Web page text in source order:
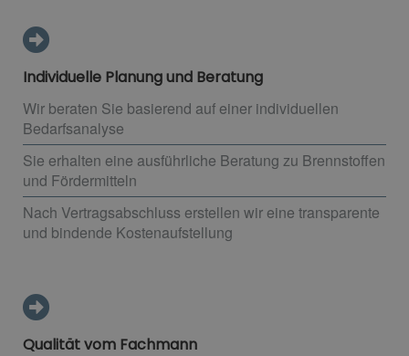
Individuelle Planung und Beratung
Wir beraten Sie basierend auf einer individuellen
Bedarfsanalyse
Sie erhalten eine ausführliche Beratung zu Brennstoffen
und Fördermitteln
Nach Vertragsabschluss erstellen wir eine transparente
und bindende Kostenaufstellung
Qualität vom Fachmann